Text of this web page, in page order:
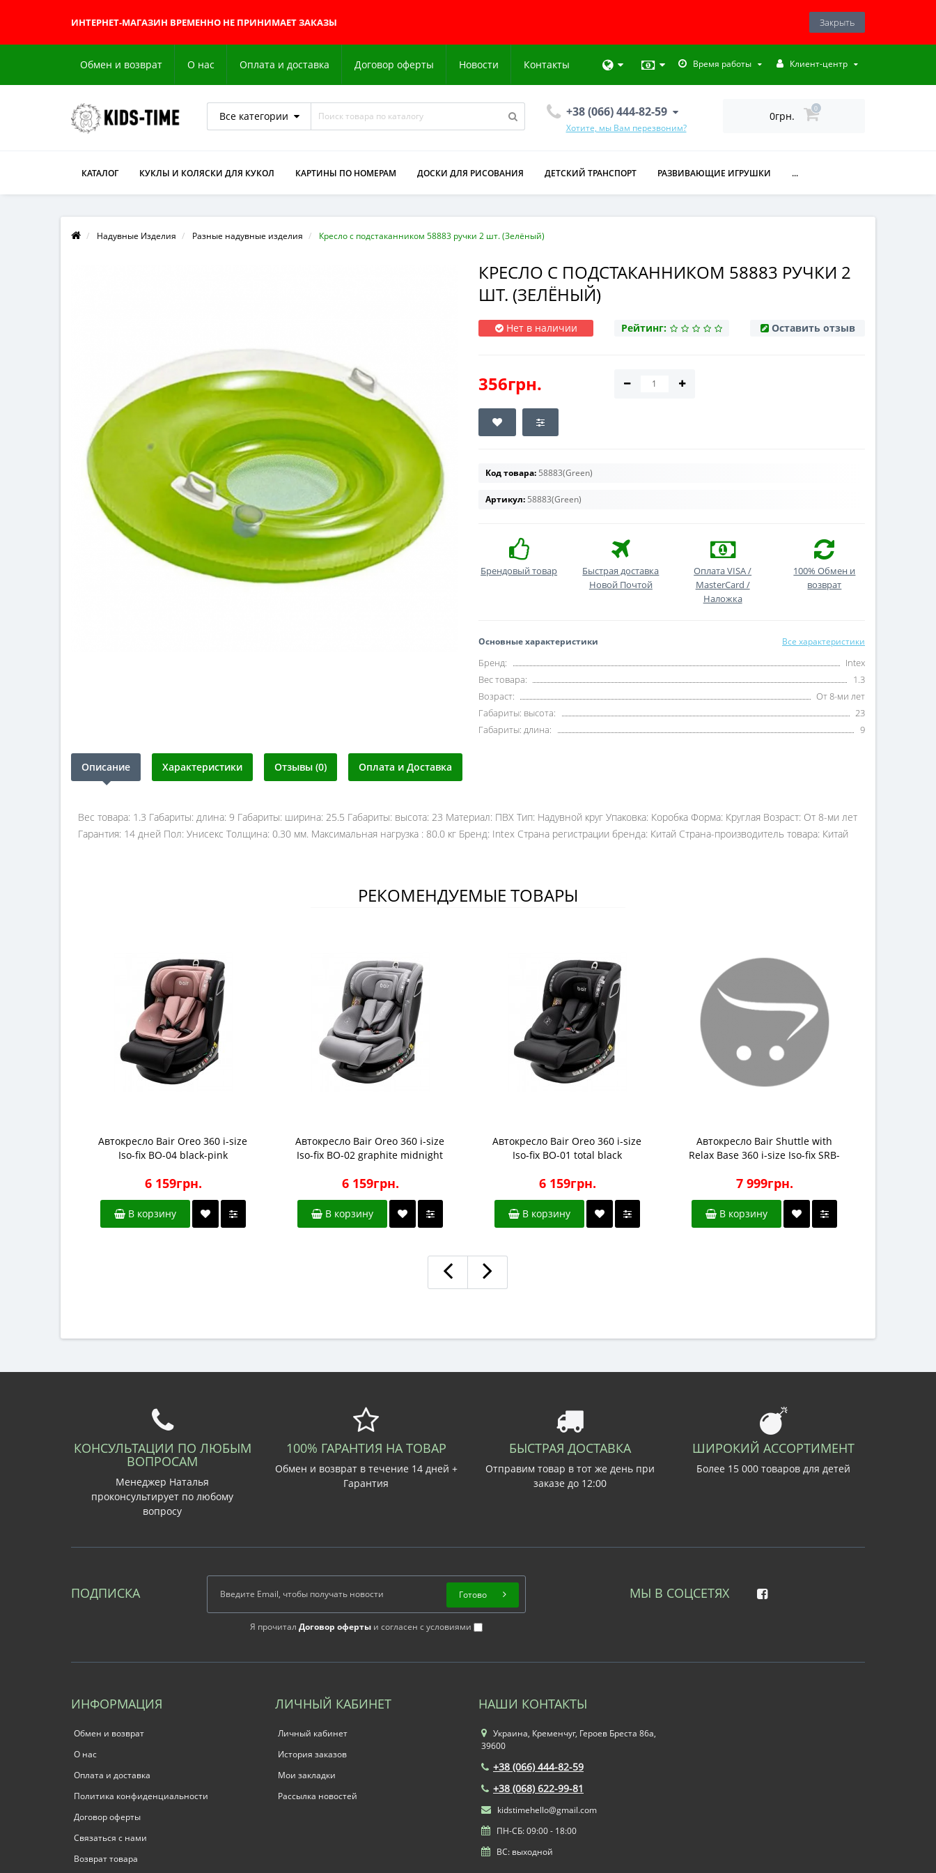
ИНТЕРНЕТ-МАГАЗИН ВРЕМЕННО НЕ ПРИНИМАЕТ ЗАКАЗЫ Закрыть
Обмен и возврат О нас Оплата и доставка Договор оферты Новости Контакты Время работы Клиент-центр
Все категории +38 (066) 444-82-59
Хотите, мы Вам перезвоним?
0грн.
0
КАТАЛОГ КУКЛЫ И КОЛЯСКИ ДЛЯ КУКОЛ КАРТИНЫ ПО НОМЕРАМ ДОСКИ ДЛЯ РИСОВАНИЯ ДЕТСКИЙ ТРАНСПОРТ РАЗВИВАЮЩИЕ ИГРУШКИ ...
Надувные Изделия Разные надувные изделия Кресло с подстаканником 58883 ручки 2 шт. (Зелёный)
КРЕСЛО С ПОДСТАКАННИКОМ 58883 РУЧКИ 2
ШТ. (ЗЕЛЁНЫЙ)
Нет в наличии Рейтинг: Оставить отзыв
356грн.
Код товара: 58883(Green)
Артикул: 58883(Green)
Брендовый товар
Быстрая доставка
Новой Почтой
Оплата VISA /
MasterCard /
Наложка
100% Обмен и
возврат
Основные характеристики Все характеристики
Бренд:
Intex
Вес товара:
1.3
Возраст:
От 8-ми лет
Габариты: высота:
23
Габариты: длина:
9
Описание Характеристики Отзывы (0) Оплата и Доставка
Вес товара: 1.3 Габариты: длина: 9 Габариты: ширина: 25.5 Габариты: высота: 23 Материал: ПВХ Тип: Надувной круг Упаковка: Коробка Форма: Круглая Возраст: От 8-ми лет
Гарантия: 14 дней Пол: Унисекс Толщина: 0.30 мм. Максимальная нагрузка : 80.0 кг Бренд: Intex Страна регистрации бренда: Китай Страна-производитель товара: Китай
РЕКОМЕНДУЕМЫЕ ТОВАРЫ
Автокресло Bair Oreo 360 i-size
Iso-fix BO-04 black-pink
6 159грн.
В корзину
Автокресло Bair Oreo 360 i-size
Iso-fix BO-02 graphite midnight
6 159грн.
В корзину
Автокресло Bair Oreo 360 i-size
Iso-fix BO-01 total black
6 159грн.
В корзину
Автокресло Bair Shuttle with
Relax Base 360 i-size Iso-fix SRB-
7 999грн.
В корзину
КОНСУЛЬТАЦИИ ПО ЛЮБЫМ
ВОПРОСАМ
Менеджер Наталья
проконсультирует по любому
вопросу
100% ГАРАНТИЯ НА ТОВАР
Обмен и возврат в течение 14 дней +
Гарантия
БЫСТРАЯ ДОСТАВКА
Отправим товар в тот же день при
заказе до 12:00
ШИРОКИЙ АССОРТИМЕНТ
Более 15 000 товаров для детей
ПОДПИСКА
Я прочитал Договор офертыи согласен с условиями
Готово МЫ В СОЦСЕТЯХ
ИНФОРМАЦИЯ
Обмен и возврат
О нас
Оплата и доставка
Политика конфиденциальности
Договор оферты
Связаться с нами
Возврат товара
ЛИЧНЫЙ КАБИНЕТ
Личный кабинет
История заказов
Мои закладки
Рассылка новостей
НАШИ КОНТАКТЫ
Украина, Кременчуг, Героев Бреста 86а,
39600
+38 (066) 444-82-59
+38 (068) 622-99-81
kidstimehello@gmail.com
ПН-СБ: 09:00 - 18:00
ВС: выходной